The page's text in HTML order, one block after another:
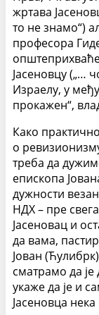
жртава
то не знамо“)
професора
Јасеновцу („…
Израелу, у
прокажен“,
Како
о
треба да
епископа
дужности
НДХ – пре
Јасеновац и
да вама,
Јован
сматрамо да
укаже да је и
Јасеновца